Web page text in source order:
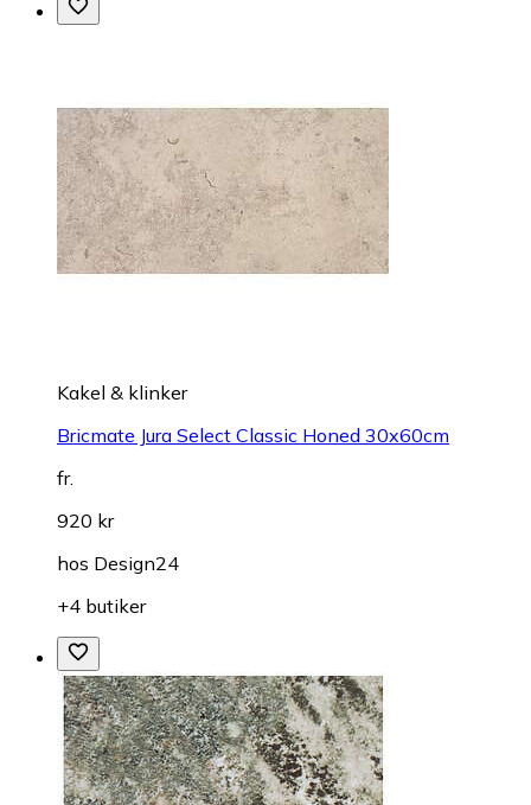
Kakel & klinker
Bricmate Jura Select Classic Honed 30x60cm
fr.
920 kr
hos Design24
+4 butiker